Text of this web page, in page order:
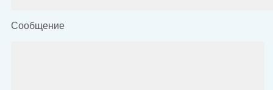
Сообщение